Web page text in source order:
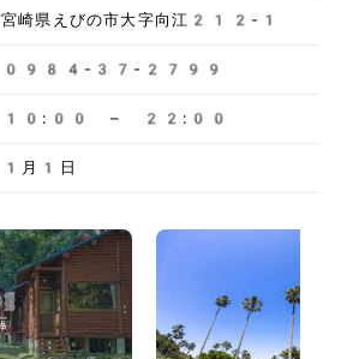
宮崎県えびの市大字向江212-1
0984-37-2799
10:00 – 22:00
1月1日